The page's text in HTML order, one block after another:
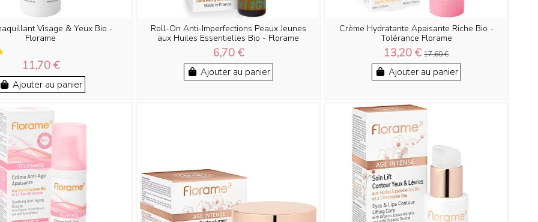
Visage & Yeux Bio -
Florame
11,70 €
Ajouter au panier
Roll-On Anti-Imperfections Peaux Jeunes
aux Huiles Essentielles Bio - Florame
6,70 €
Ajouter au panier
Crème Hydratante Apaisante Riche Bio -
Tolérance Florame
13,20 €17,60 €
Ajouter au panier